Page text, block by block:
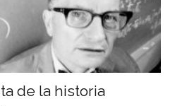
de la historia